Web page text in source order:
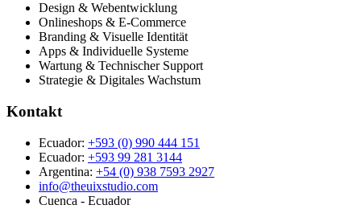
Design & Webentwicklung
Onlineshops & E-Commerce
Branding & Visuelle Identität
Apps & Individuelle Systeme
Wartung & Technischer Support
Strategie & Digitales Wachstum
Kontakt
Ecuador: +593 (0) 990 444 151
Ecuador: +593 99 281 3144
Argentina: +54 (0) 938 7593 2927
info@theuixstudio.com
Cuenca - Ecuador